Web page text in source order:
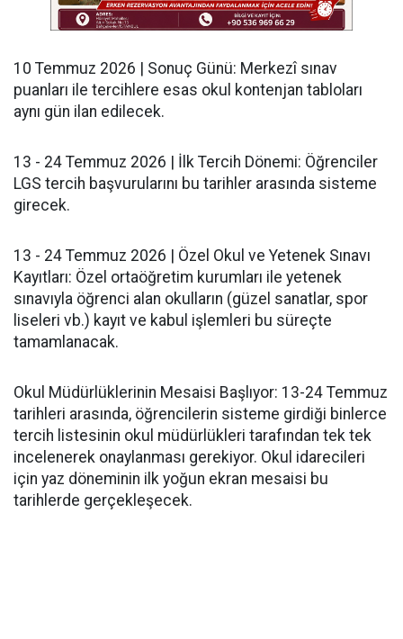
​10 Temmuz 2026 | Sonuç Günü: Merkezî sınav
puanları ile tercihlere esas okul kontenjan tabloları
aynı gün ilan edilecek.
​13 - 24 Temmuz 2026 | İlk Tercih Dönemi: Öğrenciler
LGS tercih başvurularını bu tarihler arasında sisteme
girecek.
​13 - 24 Temmuz 2026 | Özel Okul ve Yetenek Sınavı
Kayıtları: Özel ortaöğretim kurumları ile yetenek
sınavıyla öğrenci alan okulların (güzel sanatlar, spor
liseleri vb.) kayıt ve kabul işlemleri bu süreçte
tamamlanacak.
​Okul Müdürlüklerinin Mesaisi Başlıyor: 13-24 Temmuz
tarihleri arasında, öğrencilerin sisteme girdiği binlerce
tercih listesinin okul müdürlükleri tarafından tek tek
incelenerek onaylanması gerekiyor. Okul idarecileri
için yaz döneminin ilk yoğun ekran mesaisi bu
tarihlerde gerçekleşecek.